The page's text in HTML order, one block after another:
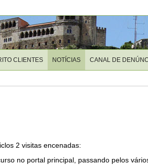
CLIENTES NOTÍCIAS CANAL DE
2 visitas encenadas:
no portal principal, passando pelos